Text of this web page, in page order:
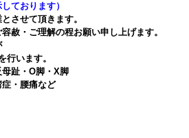
ております）
させて頂きます。
赦・ご理解の程お願い申し上げます。
行います。
趾・O脚・X脚
・腰痛など